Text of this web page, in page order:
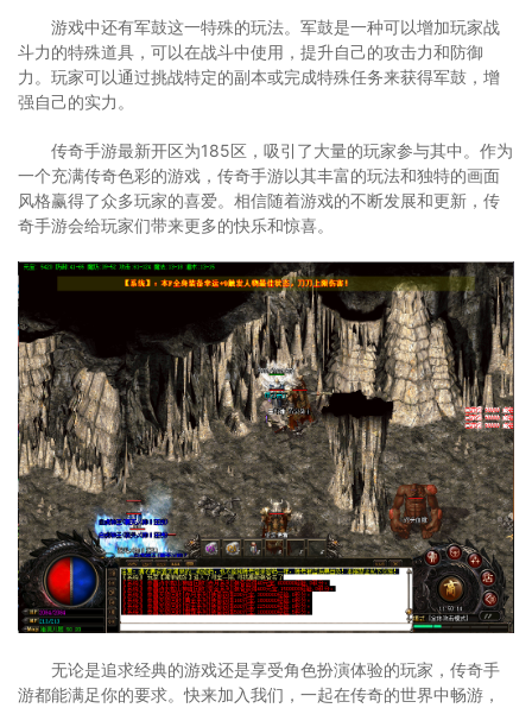
游戏中还有军鼓这一特殊的玩法。军鼓是一种可以增加玩家战
斗力的特殊道具，可以在战斗中使用，提升自己的攻击力和防御
力。玩家可以通过挑战特定的副本或完成特殊任务来获得军鼓，增
强自己的实力。
传奇手游最新开区为185区，吸引了大量的玩家参与其中。作为
一个充满传奇色彩的游戏，传奇手游以其丰富的玩法和独特的画面
风格赢得了众多玩家的喜爱。相信随着游戏的不断发展和更新，传
奇手游会给玩家们带来更多的快乐和惊喜。
无论是追求经典的游戏还是享受角色扮演体验的玩家，传奇手
游都能满足你的要求。快来加入我们，一起在传奇的世界中畅游，